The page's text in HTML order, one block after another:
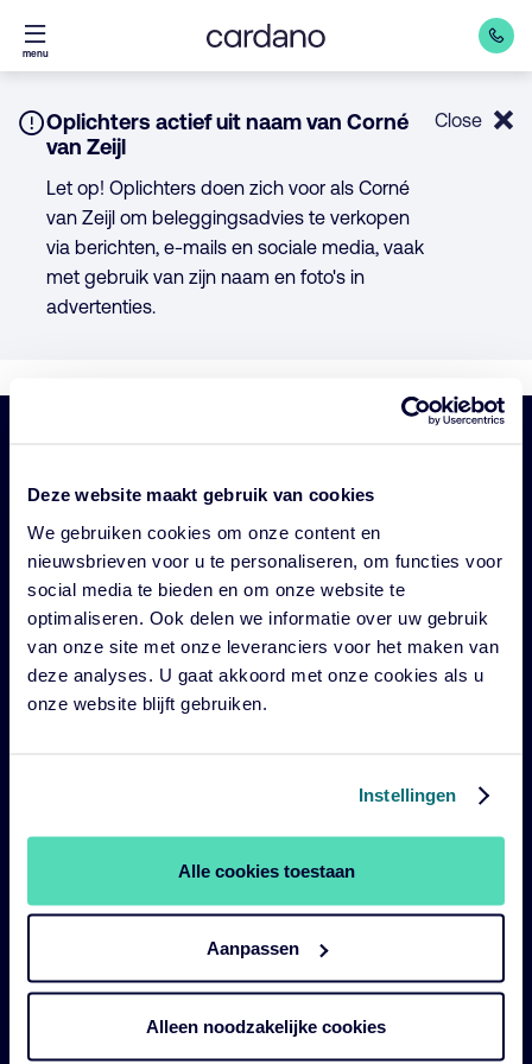
Deze website maakt gebruik van cookies
We gebruiken cookies om onze content en
nieuwsbrieven voor u te personaliseren, om functies voor
social media te bieden en om onze website te
optimaliseren. Ook delen we informatie over uw gebruik
van onze site met onze leveranciers voor het maken van
deze analyses. U gaat akkoord met onze cookies als u
onze website blijft gebruiken.
Instellingen
Alle cookies toestaan
Aanpassen
Alleen noodzakelijke cookies
Direct
naar
menu
Notice:
Oplichters actief uit naam van Corné
van Zeijl
Let op! Oplichters doen zich voor als Corné
van Zeijl om beleggingsadvies te verkopen
via berichten, e-mails en sociale media, vaak
met gebruik van zijn naam en foto's in
advertenties.
Close
links
Onze fondsen
Impact
Duurzaam
Diensten
Strategieën